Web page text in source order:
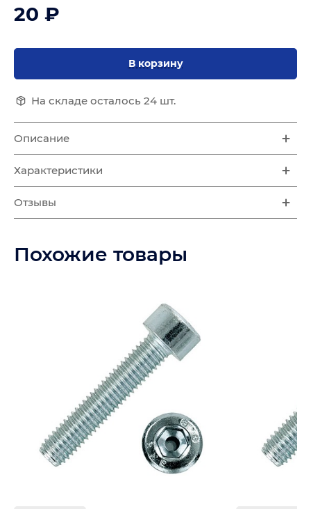
20 ₽
В корзину
На складе осталось 24 шт.
Описание
Характеристики
Отзывы
Похожие товары